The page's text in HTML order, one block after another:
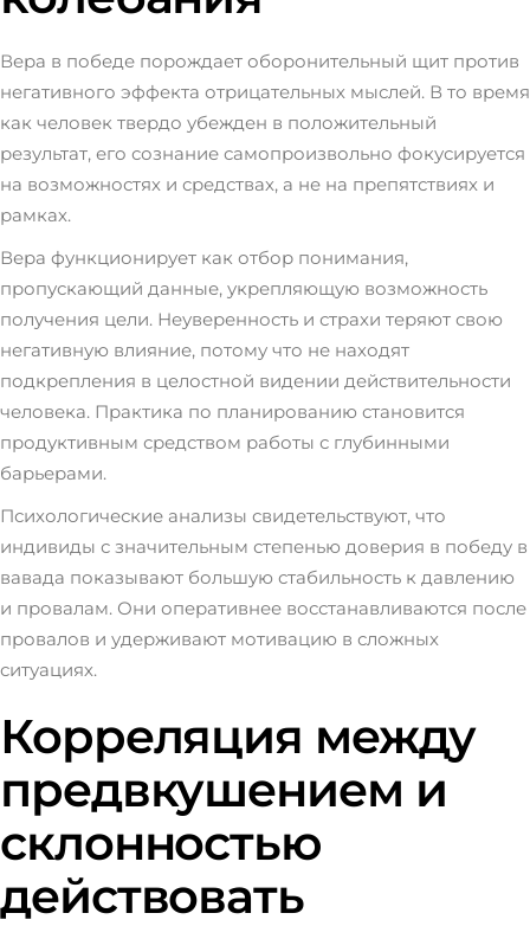
Вера в победе порождает оборонительный щит против
негативного эффекта отрицательных мыслей. В то время
как человек твердо убежден в положительный
результат, его сознание самопроизвольно фокусируется
на возможностях и средствах, а не на препятствиях и
рамках.
Вера функционирует как отбор понимания,
пропускающий данные, укрепляющую возможность
получения цели. Неуверенность и страхи теряют свою
негативную влияние, потому что не находят
подкрепления в целостной видении действительности
человека. Практика по планированию становится
продуктивным средством работы с глубинными
барьерами.
Психологические анализы свидетельствуют, что
индивиды с значительным степенью доверия в победу в
вавада показывают большую стабильность к давлению
и провалам. Они оперативнее восстанавливаются после
провалов и удерживают мотивацию в сложных
ситуациях.
Корреляция между
предвкушением и
склонностью
действовать